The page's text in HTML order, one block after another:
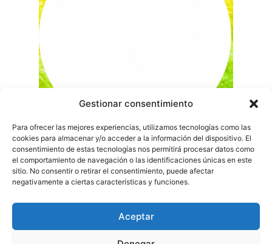
Gestionar consentimiento
Para ofrecer las mejores experiencias, utilizamos tecnologías como las
cookies para almacenar y/o acceder a la información del dispositivo. El
consentimiento de estas tecnologías nos permitirá procesar datos como
el comportamiento de navegación o las identificaciones únicas en este
sitio. No consentir o retirar el consentimiento, puede afectar
negativamente a ciertas características y funciones.
Aceptar